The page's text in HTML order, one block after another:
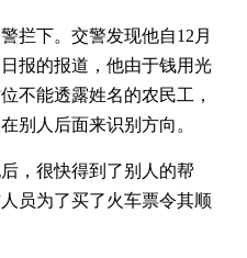
拦下。交警发现他自12月
报的报道，他由于钱用光
不能透露姓名的农民工，
别人后面来识别方向。
，很快得到了别人的帮
员为了买了火车票令其顺